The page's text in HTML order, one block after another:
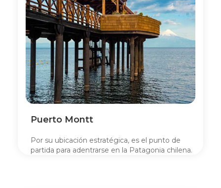
Puerto Montt
Por su ubicación estratégica, es el punto de
partida para adentrarse en la Patagonia chilena.